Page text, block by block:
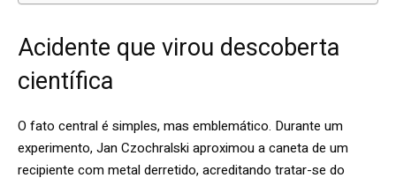
Acidente que virou descoberta
científica
O fato central é simples, mas emblemático. Durante um
experimento, Jan Czochralski aproximou a caneta de um
recipiente com metal derretido, acreditando tratar-se do